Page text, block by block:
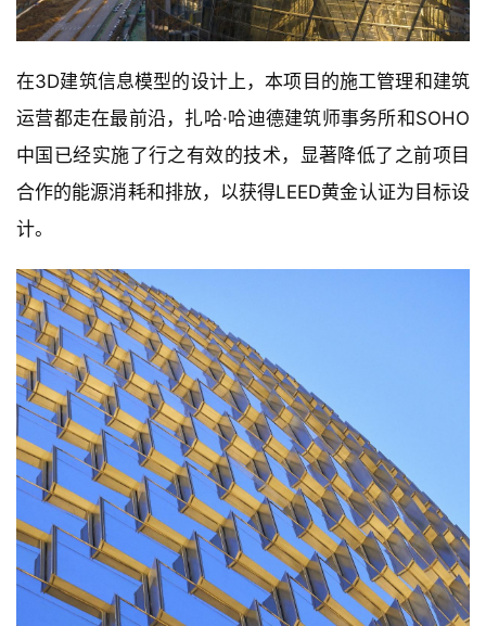
在3D建筑信息模型的设计上，本项目的施工管理和建筑
运营都走在最前沿，扎哈·哈迪德建筑师事务所和SOHO
中国已经实施了行之有效的技术，显著降低了之前项目
合作的能源消耗和排放，以获得LEED黄金认证为目标设